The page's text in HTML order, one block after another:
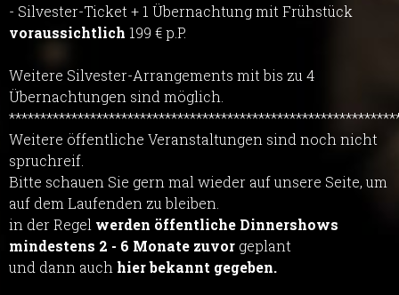
- Silvester-Ticket + 1 Übernachtung mit Frühstück
voraussichtlich 199 € p.P.
Weitere Silvester-Arrangements mit bis zu 4
Übernachtungen sind möglich.
Weitere öffentliche Veranstaltungen sind noch nicht
spruchreif.
Bitte schauen Sie gern mal wieder auf unsere Seite, um
auf dem Laufenden zu bleiben.
in der Regel werden öffentliche Dinnershows
mindestens 2 - 6 Monate zuvor geplant
und dann auch hier bekannt gegeben.